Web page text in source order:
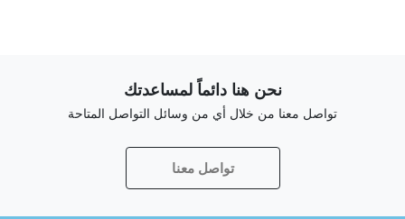
نحن هنا دائماً لمساعدتك
تواصل معنا من خلال أي من وسائل التواصل المتاحة
تواصل معنا